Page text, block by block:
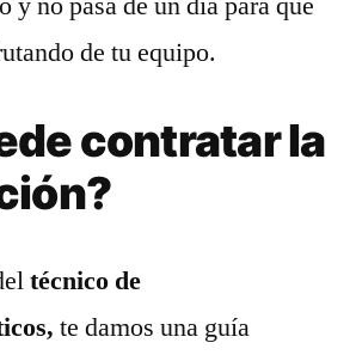
de tu equipo.
contratar la
técnico de
te damos una guía